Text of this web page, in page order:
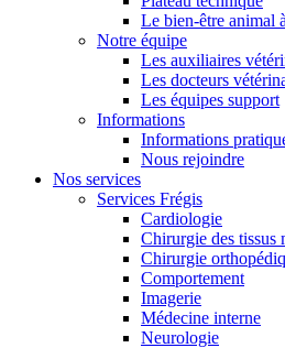
Le bien-être animal
Notre équipe
Les auxiliaires
Les docteurs
Les équipes support
Informations
Informations
Nous rejoindre
Nos services
Services Frégis
Cardiologie
Chirurgie des tissus
Chirurgie
Comportement
Imagerie
Médecine interne
Neurologie